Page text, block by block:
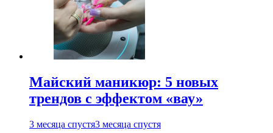
Майский маникюр: 5 новых
трендов с эффектом «вау»
3 месяца спустя3 месяца спустя